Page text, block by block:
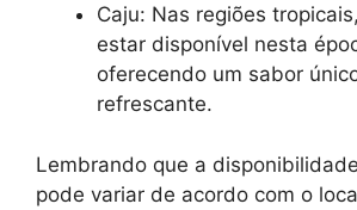
Caju: Nas regiões
estar disponível nesta
oferecendo um sabor
refrescante.
Lembrando que a
pode variar de acordo com o